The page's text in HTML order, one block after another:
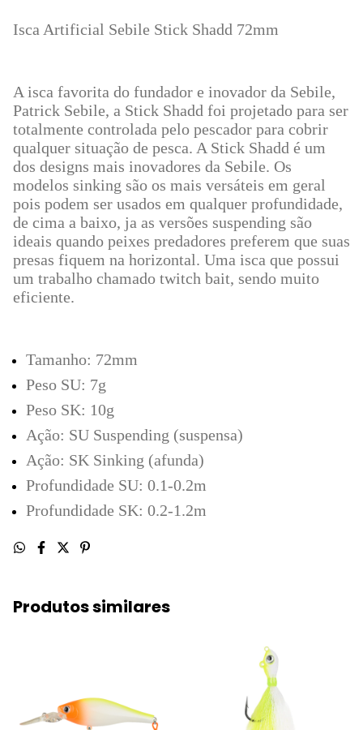
Isca Artificial Sebile Stick Shadd 72mm
A isca favorita do fundador e inovador da Sebile,
Patrick Sebile, a Stick Shadd foi projetado para ser
totalmente controlada pelo pescador para cobrir
qualquer situação de pesca. A Stick Shadd é um
dos designs mais inovadores da Sebile. Os
modelos sinking são os mais versáteis em geral
pois podem ser usados em qualquer profundidade,
de cima a baixo, ja as versões suspending são
ideais quando peixes predadores preferem que suas
presas fiquem na horizontal. Uma isca que possui
um trabalho chamado twitch bait, sendo muito
eficiente.
Tamanho: 72mm
Peso SU: 7g
Peso SK: 10g
Ação: SU Suspending (suspensa)
Ação: SK Sinking (afunda)
Profundidade SU: 0.1-0.2m
Profundidade SK: 0.2-1.2m
Produtos similares